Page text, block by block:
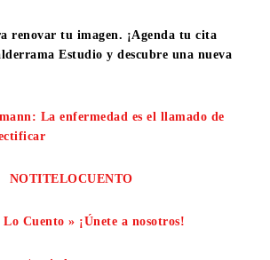
renovar tu imagen. ¡Agenda tu cita
Estudio y descubre una nueva
La enfermedad es el llamado de
NOTITELOCUENTO
Cuento » ¡Únete a nosotros!